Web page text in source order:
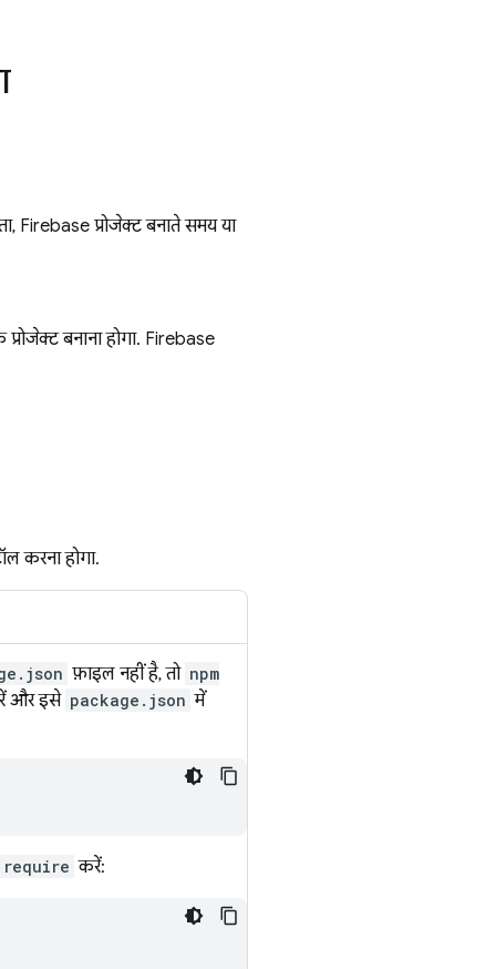
Firebase प्रोजेक्ट बनाते समय या
बनाना होगा. Firebase
करना होगा.
फ़ाइल नहीं है, तो npm
और इसे package.json में
require करें: